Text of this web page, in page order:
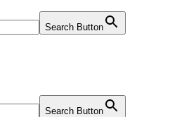
Search Button
Search Button